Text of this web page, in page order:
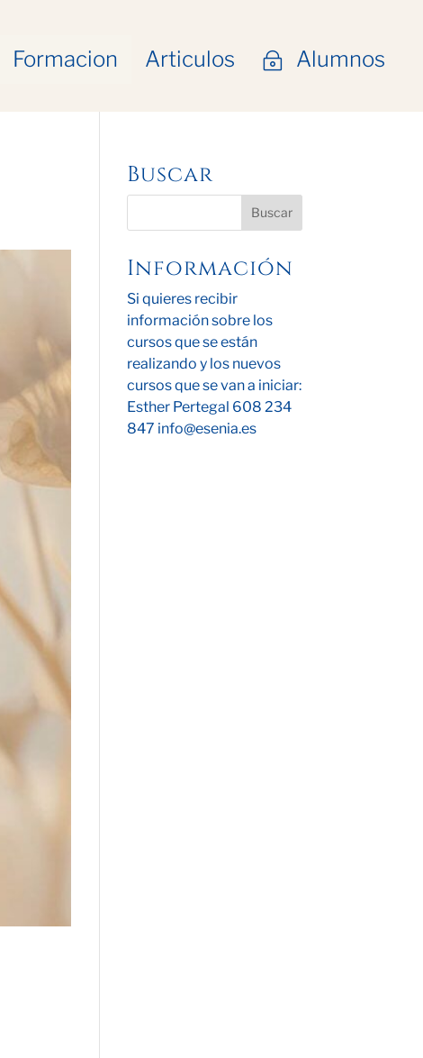
Formacion Articulos ~ Alumnos
Buscar
Información
Si quieres recibir
información sobre los
cursos que se están
realizando y los nuevos
cursos que se van a iniciar:
Esther Pertegal 608 234
847 info@esenia.es